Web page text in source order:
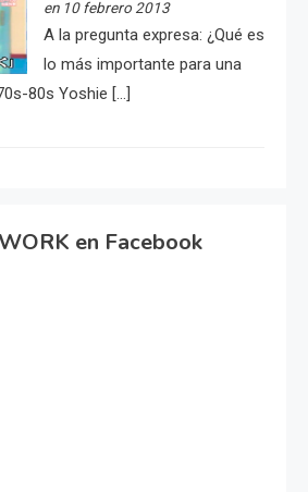
en 10 febrero 2013
A la pregunta expresa: ¿Qué es
lo más importante para una
80s Yoshie […]
en Facebook